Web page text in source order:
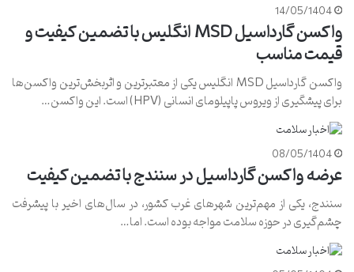
14/05/1404
واکسن گارداسیل MSD انگلیس با تضمین کیفیت و
قیمت مناسب
واکسن گارداسیل MSD انگلیس یکی از معتبرترین و اثربخش‌ترین واکسن‌ها
برای پیشگیری از ویروس پاپیلومای انسانی (HPV) است. این واکسن…
08/05/1404
عرضه واکسن گارداسیل در سنندج با تضمین کیفیت
سنندج، یکی از مهم‌ترین شهرهای غرب کشور، در سال‌های اخیر با پیشرفت
چشم‌گیری در حوزه سلامت مواجه بوده است. اما…